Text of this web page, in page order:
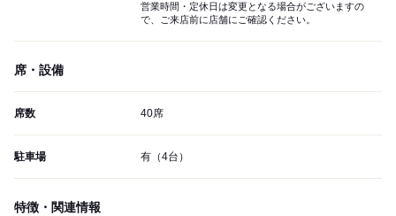
営業時間・定休日は変更となる場合がございますの
で、ご来店前に店舗にご確認ください。
席・設備
席数 40席
駐車場 有（4台）
特徴・関連情報